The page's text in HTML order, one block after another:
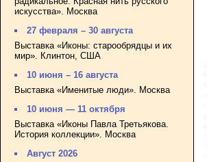
искусства». Москва
27 февраля – 30 августа
Выставка «Иконы: старообрядцы и их
мир». Клинтон, США
10 июня – 16 августа
Выставка «Именитые люди». Москва
10 июня — 11 октября
Выставка «Иконы Павла Третьякова.
История коллекции». Москва
Август 2026